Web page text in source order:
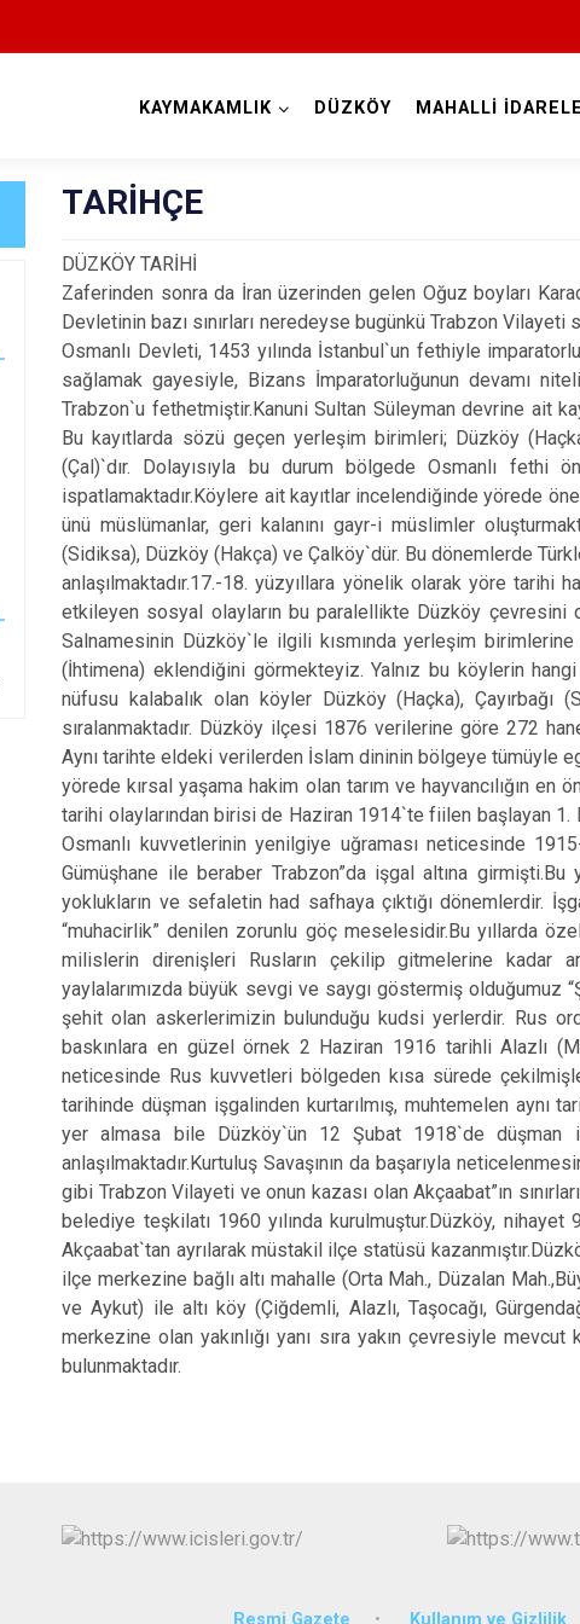
KAYMAKAMLIK DÜZKÖY MAHALLİ
TARİHÇE
DÜZKÖY TARİHİ
Zaferinden sonra da İran üzerinden gelen Oğuz boyları
Devletinin bazı sınırları neredeyse bugünkü Trabzon Vilayeti
Osmanlı Devleti, 1453 yılında İstanbul`un fethiyle
sağlamak gayesiyle, Bizans İmparatorluğunun devamı
Trabzon`u fethetmiştir.Kanuni Sultan Süleyman devrine ait
Bu kayıtlarda sözü geçen yerleşim birimleri; Düzköy
(Çal)`dır. Dolayısıyla bu durum bölgede Osmanlı fethi
ispatlamaktadır.Köylere ait kayıtlar incelendiğinde yörede
ünü müslümanlar, geri kalanını gayr-i müslimler
(Sidiksa), Düzköy (Hakça) ve Çalköy`dür. Bu dönemlerde
anlaşılmaktadır.17.-18. yüzyıllara yönelik olarak yöre
etkileyen sosyal olayların bu paralellikte Düzköy çevresini
Salnamesinin Düzköy`le ilgili kısmında yerleşim
(İhtimena) eklendiğini görmekteyiz. Yalnız bu köylerin
nüfusu kalabalık olan köyler Düzköy (Haçka), Çayırbağı
sıralanmaktadır. Düzköy ilçesi 1876 verilerine göre 272
Aynı tarihte eldeki verilerden İslam dininin bölgeye tümüyle
yörede kırsal yaşama hakim olan tarım ve hayvancılığın
tarihi olaylarından birisi de Haziran 1914`te fiilen başlayan 1.
Osmanlı kuvvetlerinin yenilgiye uğraması neticesinde
Gümüşhane ile beraber Trabzon”da işgal altına girmişti.Bu
yoklukların ve sefaletin had safhaya çıktığı dönemlerdir.
“muhacirlik” denilen zorunlu göç meselesidir.Bu yıllarda
milislerin direnişleri Rusların çekilip gitmelerine kadar
yaylalarımızda büyük sevgi ve saygı göstermiş olduğumuz
şehit olan askerlerimizin bulunduğu kudsi yerlerdir. Rus
baskınlara en güzel örnek 2 Haziran 1916 tarihli Alazlı
neticesinde Rus kuvvetleri bölgeden kısa sürede
tarihinde düşman işgalinden kurtarılmış, muhtemelen aynı
yer almasa bile Düzköy`ün 12 Şubat 1918`de düşman
anlaşılmaktadır.Kurtuluş Savaşının da başarıyla
gibi Trabzon Vilayeti ve onun kazası olan Akçaabat”ın
belediye teşkilatı 1960 yılında kurulmuştur.Düzköy,
Akçaabat`tan ayrılarak müstakil ilçe statüsü
ilçe merkezine bağlı altı mahalle (Orta Mah., Düzalan
ve Aykut) ile altı köy (Çiğdemli, Alazlı, Taşocağı,
merkezine olan yakınlığı yanı sıra yakın çevresiyle
bulunmaktadır.
Resmi Gazete Kullanım ve Gizlilik